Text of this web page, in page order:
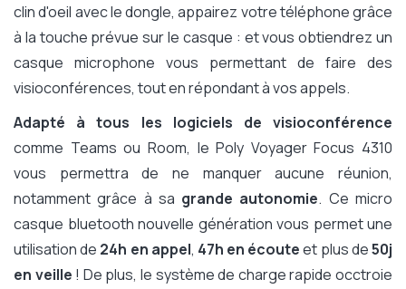
clin d'oeil avec le dongle, appairez votre téléphone grâce
à la touche prévue sur le casque : et vous obtiendrez un
casque microphone vous permettant de faire des
visioconférences, tout en répondant à vos appels.
Adapté à tous les logiciels de visioconférence
comme Teams ou Room, le Poly Voyager Focus 4310
vous permettra de ne manquer aucune réunion,
notamment grâce à sa grande autonomie. Ce micro
casque bluetooth nouvelle génération vous permet une
utilisation de 24h en appel, 47h en écouteet plus de50j
en veille ! De plus, le système de charge rapide occtroie